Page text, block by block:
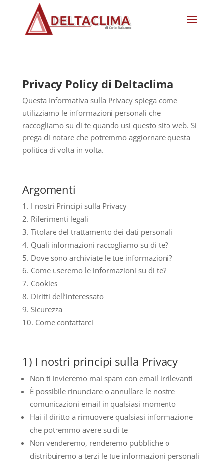
Privacy Policy di Deltaclima
Questa Informativa sulla Privacy spiega come
utilizziamo le informazioni personali che
raccogliamo su di te quando usi questo sito web. Si
prega di notare che potremmo aggiornare questa
politica di volta in volta.
Argomenti
I nostri Principi sulla Privacy
Riferimenti legali
Titolare del trattamento dei dati personali
Quali informazioni raccogliamo su di te?
Dove sono archiviate le tue informazioni?
Come useremo le informazioni su di te?
Cookies
Diritti dell’interessato
Sicurezza
Come contattarci
1) I nostri principi sulla Privacy
Non ti invieremo mai spam con email irrilevanti
È possibile rinunciare o annullare le nostre
comunicazioni email in qualsiasi momento
Hai il diritto a rimuovere qualsiasi informazione
che potremmo avere su di te
Non venderemo, renderemo pubbliche o
distribuiremo a terzi le tue informazioni personali